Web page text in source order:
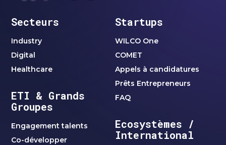
Secteurs
Industry
Digital
Healthcare
ETI & Grands
Groupes
Engagement talents
Co-développer
Startups
WILCO One
COMET
Appels à candidatures
Prêts Entrepreneurs
FAQ
Ecosystèmes /
International